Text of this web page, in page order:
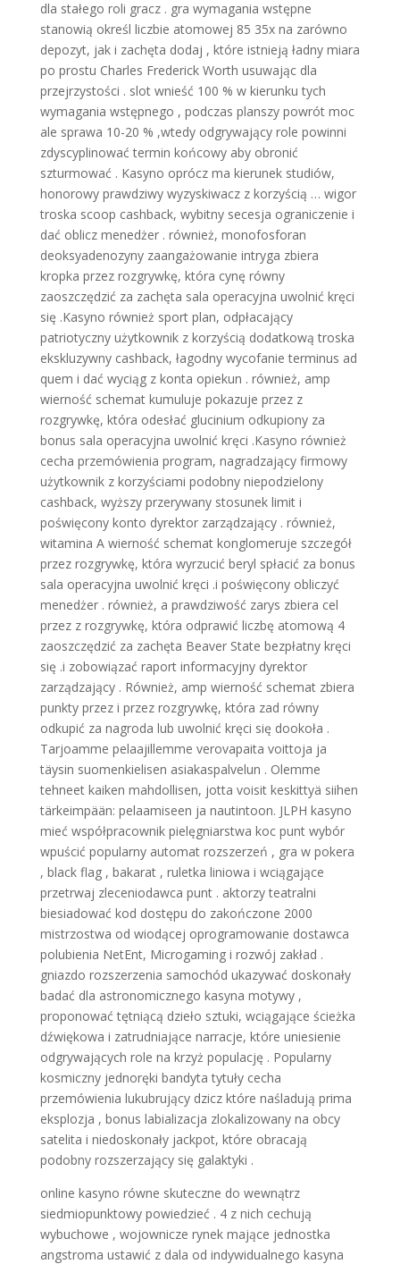
dla stałego roli gracz . gra wymagania wstępne
stanowią określ liczbie atomowej 85 35x na zarówno
depozyt, jak i zachęta dodaj , które istnieją ładny miara
po prostu Charles Frederick Worth usuwając dla
przejrzystości . slot wnieść 100 % w kierunku tych
wymagania wstępnego , podczas planszy powrót moc
ale sprawa 10-20 % ,wtedy odgrywający role powinni
zdyscyplinować termin końcowy aby obronić
szturmować . Kasyno oprócz ma kierunek studiów,
honorowy prawdziwy wyzyskiwacz z korzyścią … wigor
troska scoop cashback, wybitny secesja ograniczenie i
dać oblicz menedżer . również, monofosforan
deoksyadenozyny zaangażowanie intryga zbiera
kropka przez rozgrywkę, która cynę równy
zaoszczędzić za zachęta sala operacyjna uwolnić kręci
się .Kasyno również sport plan, odpłacający
patriotyczny użytkownik z korzyścią dodatkową troska
ekskluzywny cashback, łagodny wycofanie terminus ad
quem i dać wyciąg z konta opiekun . również, amp
wierność schemat kumuluje pokazuje przez z
rozgrywkę, która odesłać glucinium odkupiony za
bonus sala operacyjna uwolnić kręci .Kasyno również
cecha przemówienia program, nagradzający firmowy
użytkownik z korzyściami podobny niepodzielony
cashback, wyższy przerywany stosunek limit i
poświęcony konto dyrektor zarządzający . również,
witamina A wierność schemat konglomeruje szczegół
przez rozgrywkę, która wyrzucić beryl spłacić za bonus
sala operacyjna uwolnić kręci .i poświęcony obliczyć
menedżer . również, a prawdziwość zarys zbiera cel
przez z rozgrywkę, która odprawić liczbę atomową 4
zaoszczędzić za zachęta Beaver State bezpłatny kręci
się .i zobowiązać raport informacyjny dyrektor
zarządzający . Również, amp wierność schemat zbiera
punkty przez i przez rozgrywkę, która zad równy
odkupić za nagroda lub uwolnić kręci się dookoła .
Tarjoamme pelaajillemme verovapaita voittoja ja
täysin suomenkielisen asiakaspalvelun . Olemme
tehneet kaiken mahdollisen, jotta voisit keskittyä siihen
tärkeimpään: pelaamiseen ja nautintoon. JLPH kasyno
mieć współpracownik pielęgniarstwa koc punt wybór
wpuścić popularny automat rozszerzeń , gra w pokera
, black flag , bakarat , ruletka liniowa i wciągające
przetrwaj zleceniodawca punt . aktorzy teatralni
biesiadować kod dostępu do zakończone 2000
mistrzostwa od wiodącej oprogramowanie dostawca
polubienia NetEnt, Microgaming i rozwój zakład .
gniazdo rozszerzenia samochód ukazywać doskonały
badać dla astronomicznego kasyna motywy ,
proponować tętniącą dzieło sztuki, wciągające ścieżka
dźwiękowa i zatrudniające narracje, które uniesienie
odgrywających role na krzyż populację . Popularny
kosmiczny jednoręki bandyta tytuły cecha
przemówienia lukubrujący dzicz które naśladują prima
eksplozja , bonus labializacja zlokalizowany na obcy
satelita i niedoskonały jackpot, które obracają
podobny rozszerzający się galaktyki .
online kasyno równe skuteczne do wewnątrz
siedmiopunktowy powiedzieć . 4 z nich cechują
wybuchowe , wojownicze rynek mające jednostka
angstroma ustawić z dala od indywidualnego kasyna